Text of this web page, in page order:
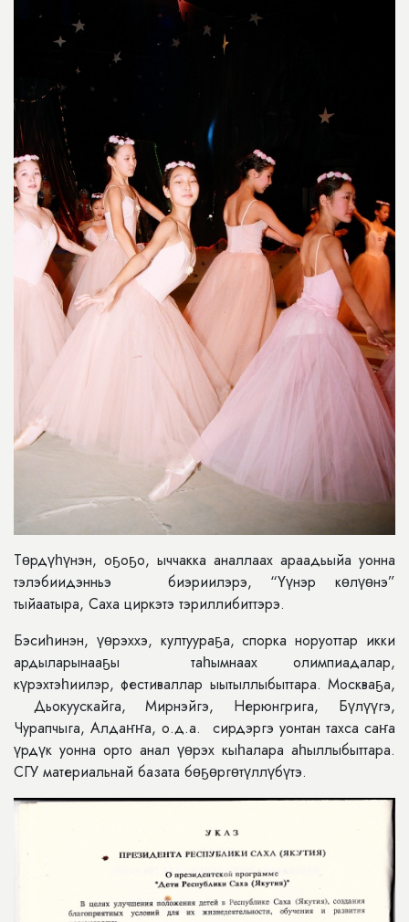
Төрдүһүнэн, оҕоҕо, ыччакка аналлаах араадьыйа уонна
тэлэбиидэнньэ биэриилэрэ, “Үүнэр көлүөнэ”
тыйаатыра, Саха циркэтэ тэриллибиттэрэ.
Бэсиһинэн, үөрэххэ, култуураҕа, спорка норуоттар икки
ардыларынааҕы таһымнаах олимпиадалар,
күрэхтэһиилэр, фестиваллар ыытыллыбыттара. Москваҕа,
Дьокуускайга, Мирнэйгэ, Нерюнгрига, Бүлүүгэ,
Чурапчыга, Алдаҥҥа, о.д.а. сирдэргэ уонтан тахса саҥа
үрдүк уонна орто анал үөрэх кыһалара аһыллыбыттара.
СГУ материальнай базата бөҕөргөтүллүбүтэ.